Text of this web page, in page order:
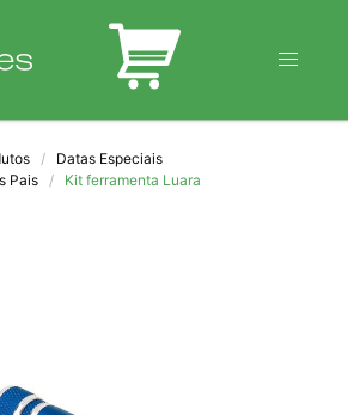
Datas Especiais
Pais
Kit ferramenta Luara